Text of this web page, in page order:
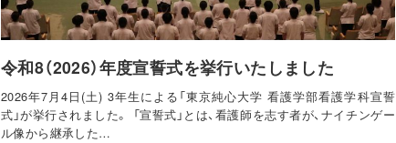
令和8（2026）年度宣誓式を挙行いたしました
2026年7月4日(土) 3年生による「東京純心大学 看護学部看護学科宣誓
式」が挙行されました。 「宣誓式」とは、看護師を志す者が、ナイチンゲー
ル像から継承した…